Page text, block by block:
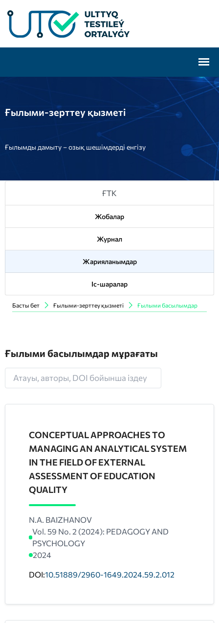
Ғылыми-зерттеу қызметі
Ғылымды дамыту – озық шешімдерді енгізу
ҒТК
Жобалар
Журнал
Жарияланымдар
Іс-шаралар
Басты бет Ғылыми-зерттеу қызметі Ғылыми басылымдар
Ғылыми басылымдар мұрағаты
CONCEPTUAL APPROACHES TO
MANAGING AN ANALYTICAL SYSTEM
IN THE FIELD OF EXTERNAL
ASSESSMENT OF EDUCATION
QUALITY
N.A. BAIZHANOV
Vol. 59 No. 2 (2024): PEDAGOGY AND
PSYCHOLOGY
2024
DOI:10.51889/2960-1649.2024.59.2.012